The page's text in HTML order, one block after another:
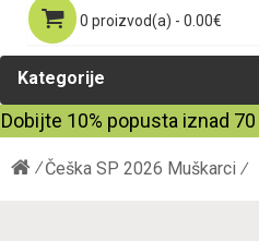
0 proizvod(a) - 0.00€
Kategorije
Dobijte 10% popusta iznad 70
Češka SP 2026 Muškarci